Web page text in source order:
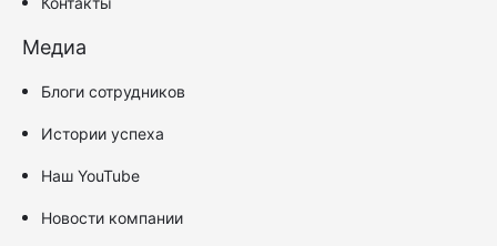
Медиа
Блоги сотрудников
Истории успеха
Наш YouTube
Новости компании